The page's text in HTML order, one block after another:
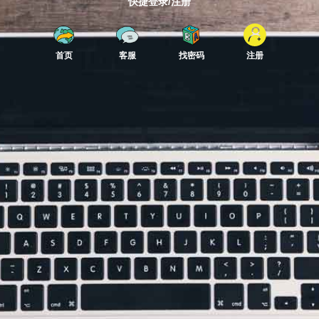
首页 客服 找密码 注册